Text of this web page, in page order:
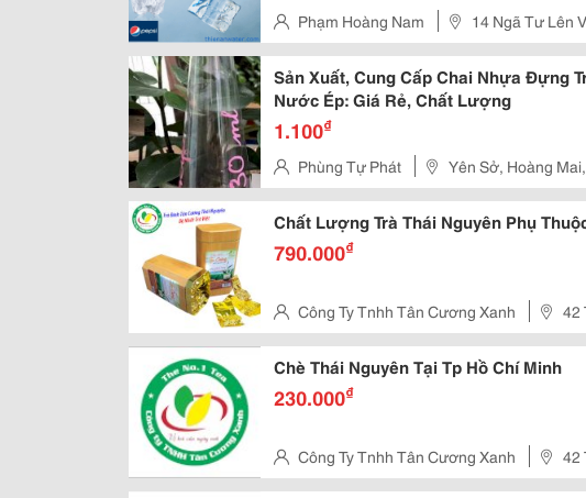
Phạm Hoàng Nam
14 Ngã Tư Lên Văn Lương, Khuất Duy
Tiến
Sản Xuất, Cung Cấp Chai Nhựa Đựng
Nước Ép: Giá Rẻ, Chất Lượng
1.100₫
Phùng Tự Phát Yên Sở, Hoàng
Chất Lượng Trà Thái Nguyên Phụ
790.000₫
Công Ty Tnhh Tân Cương Xanh
42
Nội
Chè Thái Nguyên Tại Tp Hồ Chí Minh
230.000₫
Công Ty Tnhh Tân Cương Xanh
42
Nội